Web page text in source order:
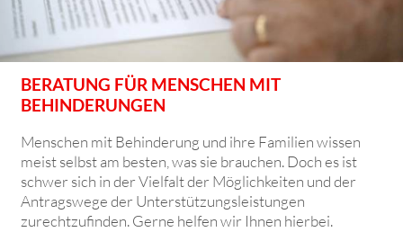
BERATUNG FÜR MENSCHEN MIT
BEHINDERUNGEN
Menschen mit Behinderung und ihre Familien wissen
meist selbst am besten, was sie brauchen. Doch es ist
schwer sich in der Vielfalt der Möglichkeiten und der
Antragswege der Unterstützungsleistungen
zurechtzufinden. Gerne helfen wir Ihnen hierbei.